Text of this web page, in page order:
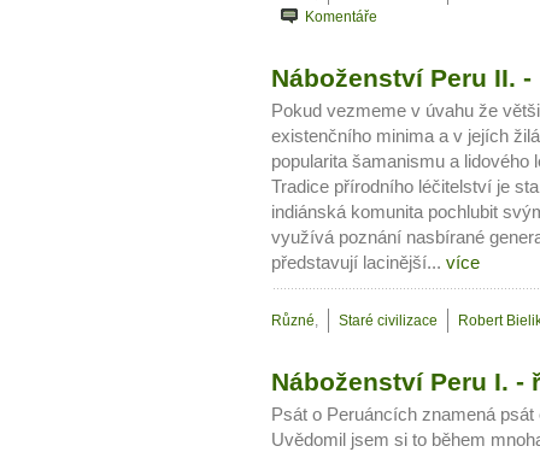
Komentáře
Náboženství Peru II.
Pokud vezmeme v úvahu že
existenčního minima a v jejích
popularita šamanismu a
Tradice přírodního léčitelství je
indiánská komunita pochlubit
využívá poznání nasbírané
představují lacinější... více
Různé, Staré civilizace Robert
Náboženství Peru I. -
Psát o Peruáncích znamená
Uvědomil jsem si to během